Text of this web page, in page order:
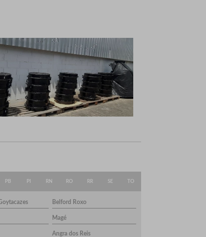
PB PI RN RO RR SE TO
Belford Roxo
Magé
Angra dos Reis